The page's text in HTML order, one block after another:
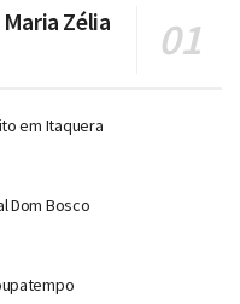
Zélia
em Itaquera
Dom Bosco